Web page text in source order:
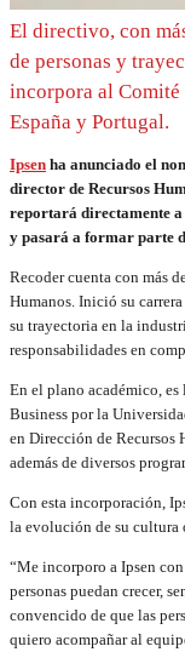
El directivo, con
de personas y
incorpora al
España y Portugal.
Ipsen ha anunciado el
director de Recursos
reportará directamente
y pasará a formar parte
Recoder cuenta con más
Humanos. Inició su
su trayectoria en la
responsabilidades en
En el plano académico,
Business por la
en Dirección de Recursos
además de diversos
Con esta incorporación,
la evolución de su
“Me incorporo a Ipsen
personas puedan crecer,
convencido de que las
quiero acompañar al